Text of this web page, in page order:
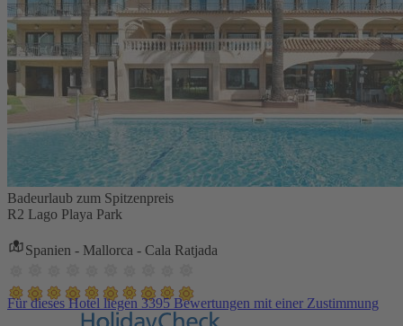
Badeurlaub zum Spitzenpreis
R2 Lago Playa Park
Spanien - Mallorca - Cala Ratjada
Für dieses Hotel liegen 3395 Bewertungen mit einer Zustimmung